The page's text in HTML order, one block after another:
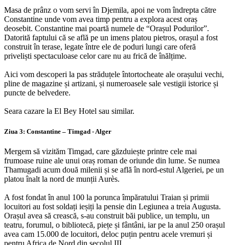
Masa de prânz o vom servi în Djemila, apoi ne vom îndrepta către
Constantine unde vom avea timp pentru a explora acest oraș
deosebit. Constantine mai poartă numele de “Orașul Podurilor”.
Datorită faptului că se află pe un imens platou pietros, orașul a fost
construit în terase, legate între ele de poduri lungi care oferă
priveliști spectaculoase celor care nu au frică de înălțime.
Aici vom descoperi la pas străduțele întortocheate ale orașului vechi,
pline de magazine și artizani, și numeroasele sale vestigii istorice și
puncte de belvedere.
Seara cazare la El Bey Hotel sau similar.
Ziua 3: Constantine – Timgad - Alger
Mergem să vizităm Timgad, care găzduiește printre cele mai
frumoase ruine ale unui oraș roman de oriunde din lume. Se numea
Thamugadi acum două milenii și se află în nord-estul Algeriei, pe un
platou înalt la nord de munții Aurès.
A fost fondat în anul 100 la porunca împăratului Traian și primii
locuitori au fost soldați ieșiți la pensie din Legiunea a treia Augusta.
Orașul avea să crească, s-au construit băi publice, un templu, un
teatru, forumul, o bibliotecă, piețe și fântâni, iar pe la anul 250 orașul
avea cam 15.000 de locuitori, deloc puțin pentru acele vremuri și
pentru Africa de Nord din secolul III.